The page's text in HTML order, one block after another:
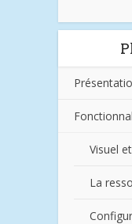
Visuel
La